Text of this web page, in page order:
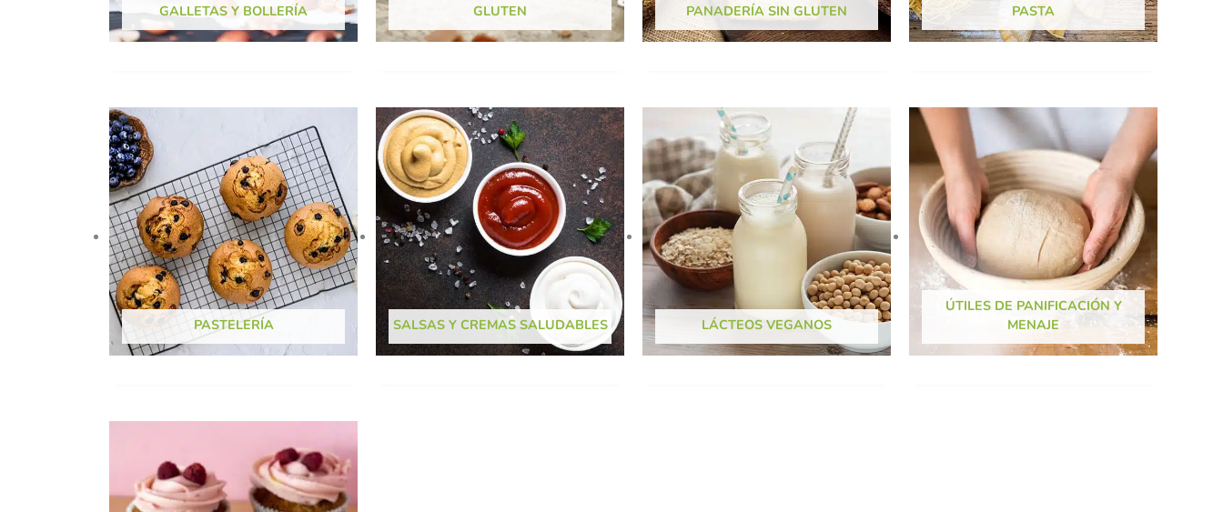
GALLETAS Y BOLLERÍA
GLUTEN
PANADERÍA SIN GLUTEN PASTA
PASTELERÍA SALSAS Y CREMAS SALUDABLES LÁCTEOS VEGANOS
ÚTILES DE PANIFICACIÓN Y
MENAJE